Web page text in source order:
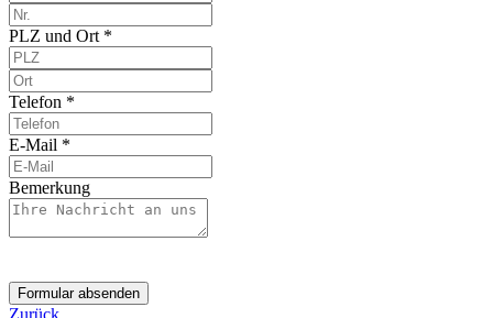
PLZ und Ort *
Telefon *
E-Mail *
Bemerkung
Formular absenden
Zurück